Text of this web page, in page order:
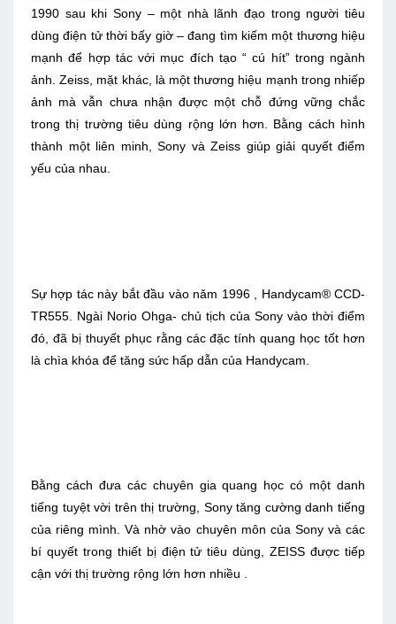
1990 sau khi Sony – một nhà lãnh đạo trong người tiêu
dùng điện tử thời bấy giờ – đang tìm kiếm một thương hiệu
mạnh để hợp tác với mục đích tạo “ cú hít” trong ngành
ảnh. Zeiss, mặt khác, là một thương hiệu mạnh trong nhiếp
ảnh mà vẫn chưa nhận được một chỗ đứng vững chắc
trong thị trường tiêu dùng rộng lớn hơn. Bằng cách hình
thành một liên minh, Sony và Zeiss giúp giải quyết điểm
yếu của nhau.
Sự hợp tác này bắt đầu vào năm 1996 , Handycam® CCD-
TR555. Ngài Norio Ohga- chủ tịch của Sony vào thời điểm
đó, đã bị thuyết phục rằng các đặc tính quang học tốt hơn
là chìa khóa để tăng sức hấp dẫn của Handycam.
Bằng cách đưa các chuyên gia quang học có một danh
tiếng tuyệt vời trên thị trường, Sony tăng cường danh tiếng
của riêng mình. Và nhờ vào chuyên môn của Sony và các
bí quyết trong thiết bị điện tử tiêu dùng, ZEISS được tiếp
cận với thị trường rộng lớn hơn nhiều .